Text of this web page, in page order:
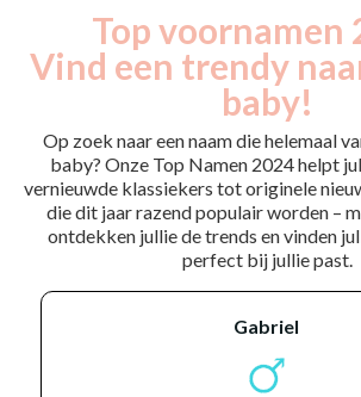
Top voornamen
Vind een trendy
baby!
Op zoek naar een naam die helemaal
baby? Onze Top Namen 2024 helpt
vernieuwde klassiekers tot originele
die dit jaar razend populair worden –
ontdekken jullie de trends en vinden
perfect bij jullie past.
gabriel